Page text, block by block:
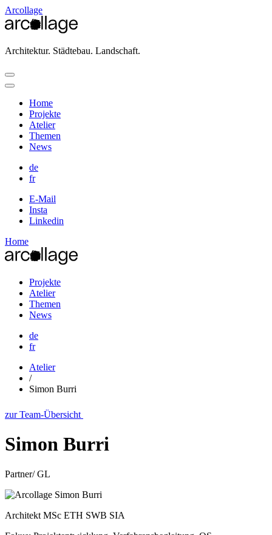
Arcollage
Architektur. Städtebau. Landschaft.
Home
Projekte
Atelier
Themen
News
de
fr
E-Mail
Insta
Linkedin
Home
Projekte
Atelier
Themen
News
de
fr
Atelier
/
Simon Burri
zur Team-Übersicht
Simon Burri
Partner/ GL
Architekt MSc ETH SWB SIA